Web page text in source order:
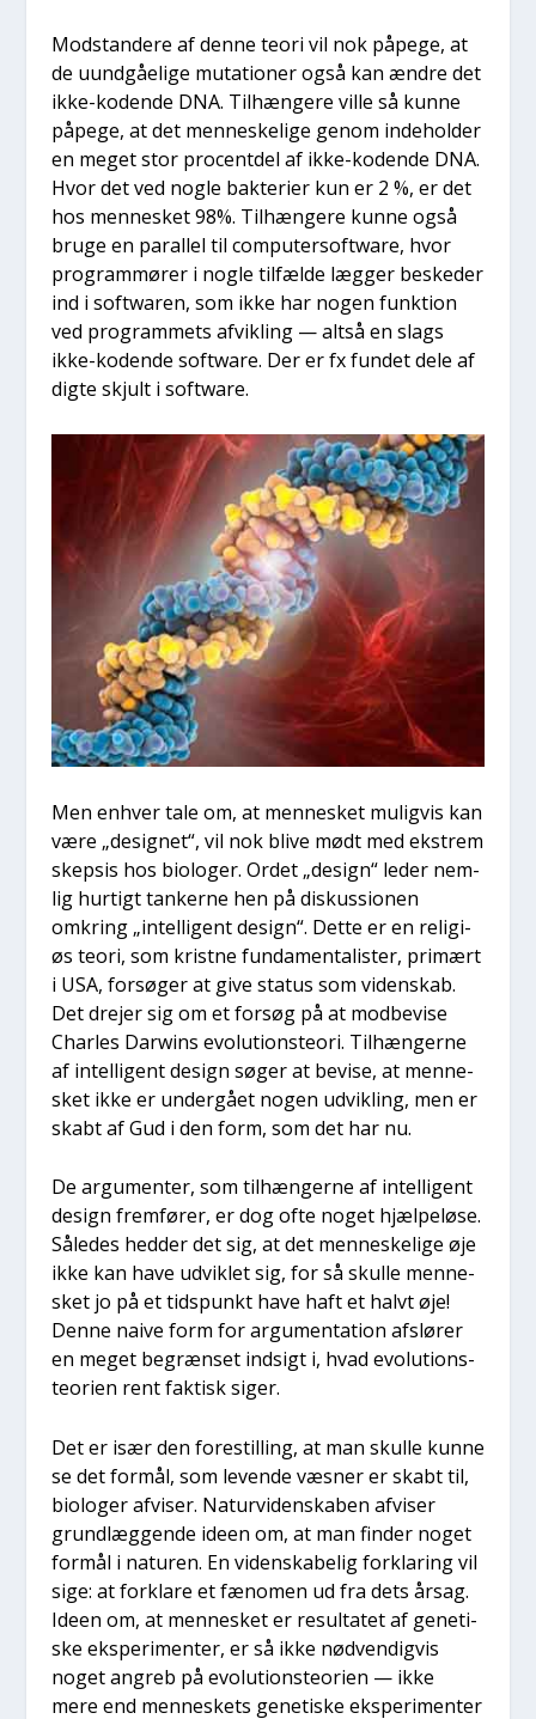
Mod­stan­de­re af den­ne teo­ri vil nok påpe­ge, at
de uund­gå­e­li­ge muta­tio­ner også kan ændre det
ikke-koden­de DNA. Til­hæn­ge­re vil­le så kun­ne
påpe­ge, at det men­ne­ske­li­ge genom inde­hol­der
en meget stor pro­cent­del af ikke-koden­de DNA.
Hvor det ved nog­le bak­te­ri­er kun er 2 %, er det
hos men­ne­sket 98%. Til­hæn­ge­re kun­ne også
bru­ge en paral­lel til com­pu­ter­softwa­re, hvor
pro­gram­mø­rer i nog­le til­fæl­de læg­ger beske­der
ind i softwa­ren, som ikke har nogen funk­tion
ved pro­gram­mets afvik­ling — alt­så en slags
ikke-koden­de softwa­re. Der er fx fun­det dele af
dig­te skjult i softwa­re.
Men enhver tale om, at men­ne­sket mulig­vis kan
være „desig­net“, vil nok bli­ve mødt med ekstrem
skep­sis hos bio­lo­ger. Ordet „design“ leder nem­
lig hur­tigt tan­ker­ne hen på dis­kus­sio­nen
omkring „intel­li­gent design“. Det­te er en reli­gi­
øs teo­ri, som krist­ne fun­da­men­ta­li­ster, pri­mært
i USA, for­sø­ger at give sta­tus som viden­skab.
Det dre­jer sig om et for­søg på at mod­be­vi­se
Char­les Darwins evo­lu­tions­te­o­ri. Til­hæn­ger­ne
af intel­li­gent design søger at bevi­se, at men­ne­
sket ikke er under­gå­et nogen udvik­ling, men er
skabt af Gud i den form, som det har nu.
De argu­men­ter, som til­hæn­ger­ne af intel­li­gent
design frem­fø­rer, er dog ofte noget hjæl­pe­lø­se.
Såle­des hed­der det sig, at det men­ne­ske­li­ge øje
ikke kan have udvik­let sig, for så skul­le men­ne­
sket jo på et tids­punkt have haft et halvt øje!
Den­ne nai­ve form for argu­men­ta­tion afslø­rer
en meget begræn­set ind­sigt i, hvad evo­lu­tions­
te­o­ri­en rent fak­tisk siger.
Det er især den fore­stil­ling, at man skul­le kun­ne
se det for­mål, som leven­de væs­ner er skabt til,
bio­lo­ger afvi­ser. Natur­vi­den­ska­ben afvi­ser
grund­læg­gen­de ide­en om, at man fin­der noget
for­mål i natu­ren. En viden­ska­be­lig for­kla­ring vil
sige: at for­kla­re et fæno­men ud fra dets årsag.
Ide­en om, at men­ne­sket er resul­ta­tet af gene­ti­
ske eks­pe­ri­men­ter, er så ikke nød­ven­dig­vis
noget angreb på evo­lu­tions­te­o­ri­en — ikke
mere end men­ne­skets gene­ti­ske eks­pe­ri­men­ter